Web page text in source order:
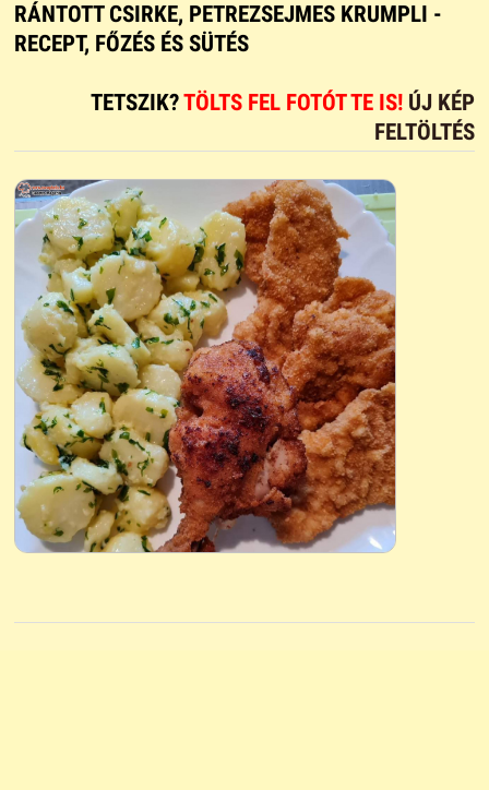
RÁNTOTT CSIRKE, PETREZSEJMES KRUMPLI -
RECEPT, FŐZÉS ÉS SÜTÉS
TETSZIK?TÖLTS FEL FOTÓT TE IS! ÚJ KÉP
FELTÖLTÉS